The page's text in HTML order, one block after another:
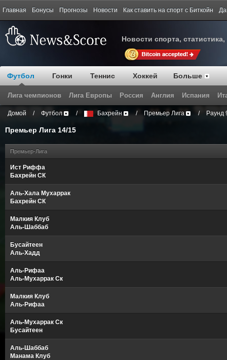
Главная Бонусы Прогнозы Новости Как ставить на спорт с Биткойн
Новости спорта,
Футбол Гонки Теннис Хоккей Больше
Лига чемпионов Лига Европы Россия Англия Испания
Домой / Футбол / Бахрейн / Премьер Лига / Раунд
Премьер Лига 14/15
Премьер-Лига
Ист Риффа
Бахрейн СК
Аль-Хала Мухаррак
Бахрейн СК
Малкия Клуб
Аль-Шаббаб
Бусайтеен
Аль-Хадд
Аль-Рифаа
Аль-Мухаррак Ск
Малкия Клуб
Аль-Рифаа
Аль-Мухаррак Ск
Бусайтеен
Аль-Шаббаб
Манама Клуб